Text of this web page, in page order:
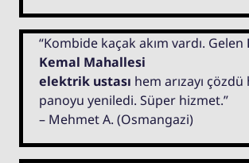
“Kombide kaçak akım vardı. Gelen
Kemal Mahallesi
elektrik ustası hem arızayı
panoyu yeniledi. Süper hizmet.”
– Mehmet A. (Osmangazi)